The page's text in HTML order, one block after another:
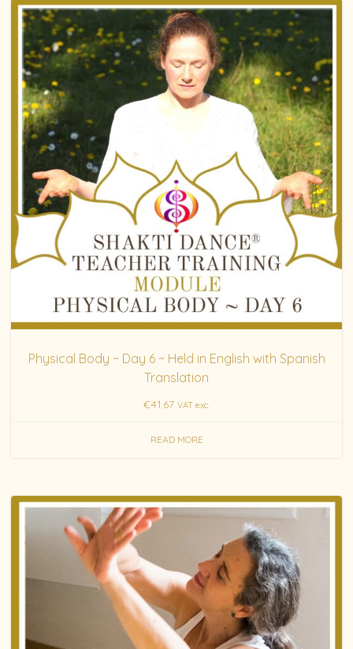
Physical Body ~ Day 6 ~ Held in English with Spanish
Translation
€41.67 VAT exc.
READ MORE